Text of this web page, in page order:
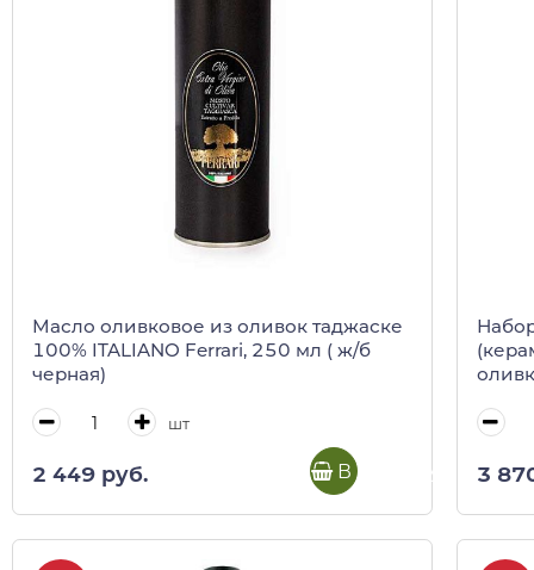
Масло оливковое из оливок таджаске
100% ITALIANO Ferrari, 250 мл ( ж/б
черная)
шт
2 449 руб. В корзину
Набор
3